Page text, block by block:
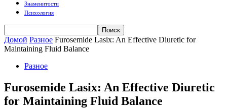
Знаменитости
Психология
Домой Разное Furosemide Lasix: An Effective Diuretic for
Maintaining Fluid Balance
Разное
Furosemide Lasix: An Effective Diuretic
for Maintaining Fluid Balance